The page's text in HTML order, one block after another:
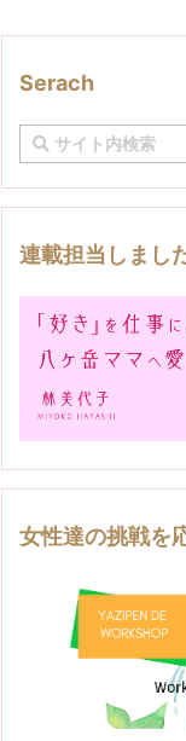
Serach
連載担当しまし
女性達の挑戦を